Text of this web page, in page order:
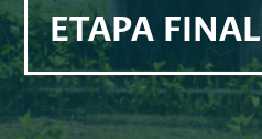
ETAPA FINAL